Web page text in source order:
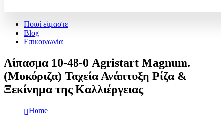
Ποιοί είμαστε
Blog
Επικοινωνία
Λίπασμα 10-48-0 Agristart Magnum.
(Μυκόριζα) Ταχεία Ανάπτυξη Ρίζα &
Ξεκίνημα της Καλλιέργειας
Home